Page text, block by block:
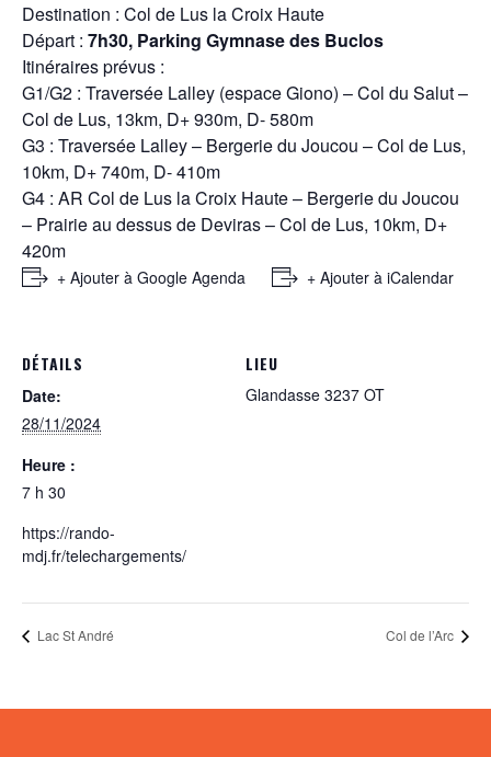
Destination : Col de Lus la Croix Haute
Départ : 7h30, Parking Gymnase des Buclos
Itinéraires prévus :
G1/G2 : Traversée Lalley (espace Giono) – Col du Salut –
Col de Lus, 13km, D+ 930m, D- 580m
G3 : Traversée Lalley – Bergerie du Joucou – Col de Lus,
10km, D+ 740m, D- 410m
G4 : AR Col de Lus la Croix Haute – Bergerie du Joucou
– Prairie au dessus de Deviras – Col de Lus, 10km, D+
420m
+ Ajouter à Google Agenda + Ajouter à iCalendar
DÉTAILS
Date:
28/11/2024
Heure :
7 h 30
https://rando-
mdj.fr/telechargements/
LIEU
Glandasse 3237 OT
Lac St André Col de l’Arc